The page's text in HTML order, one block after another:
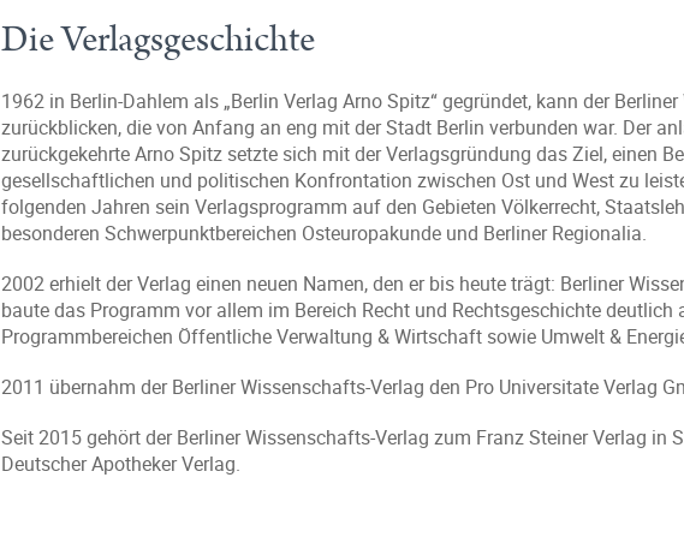
Die Verlagsgeschichte
1962 in Berlin-Dahlem als „Berlin Verlag Arno Spitz“ gegründet, kann der
zurückblicken, die von Anfang an eng mit der Stadt Berlin verbunden war. Der
zurückgekehrte Arno Spitz setzte sich mit der Verlagsgründung das Ziel, einen
gesellschaftlichen und politischen Konfrontation zwischen Ost und West zu
folgenden Jahren sein Verlagsprogramm auf den Gebieten Völkerrecht,
besonderen Schwerpunktbereichen Osteuropakunde und Berliner Regionalia.
2002 erhielt der Verlag einen neuen Namen, den er bis heute trägt: Berliner
baute das Programm vor allem im Bereich Recht und Rechtsgeschichte deutlich
Programmbereichen Öffentliche Verwaltung & Wirtschaft sowie Umwelt &
2011 übernahm der Berliner Wissenschafts-Verlag den Pro Universitate Verlag
Seit 2015 gehört der Berliner Wissenschafts-Verlag zum Franz Steiner Verlag
Deutscher Apotheker Verlag.